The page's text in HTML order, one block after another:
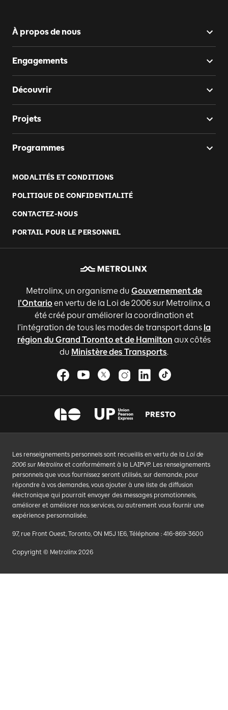
À propos de nous
Engagements
Découvrir
Projets
Programmes
MODALITÉS ET CONDITIONS
POLITIQUE DE CONFIDENTIALITÉ
CONTACTEZ-NOUS
PORTAIL POUR LE PERSONNEL
Metrolinx, un organisme du Gouvernement de
l'Ontario en vertu de la Loi de 2006 sur Metrolinx, a
été créé pour améliorer la coordination et
l'intégration de tous les modes de transport dans la
région du Grand Toronto et de Hamilton aux côtés
du Ministère des Transports.
Les renseignements personnels sont recueillis en vertu de la Loi de
2006 sur Metrolinx et conformément à la LAIPVP. Les renseignements
personnels que vous fournissez seront utilisés, sur demande, pour
répondre à vos demandes, vous ajouter à une liste de diffusion
électronique qui pourrait envoyer des messages promotionnels,
améliorer et améliorer nos services, ou autrement vous fournir une
expérience personnalisée.
97, rue Front Ouest, Toronto, ON M5J 1E6, Téléphone : 416-869-3600
Copyright © Metrolinx 2026